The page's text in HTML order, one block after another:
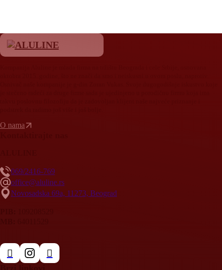
O nama
069/2416-769
office@aluline.rs
Novosadska 69a, 11273, Beograd